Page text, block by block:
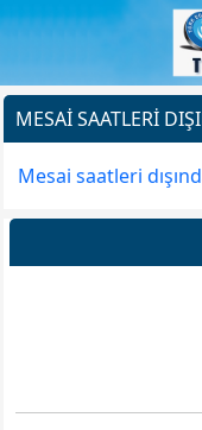
MESAI SAATLERI
Mesai saatleri